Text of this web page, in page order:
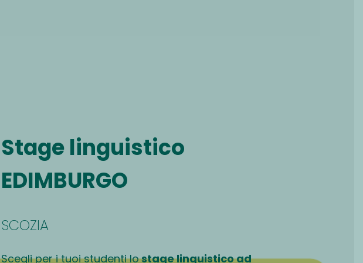
Stage linguistico
EDIMBURGO
SCOZIA
Scegli per i tuoi studenti lostage linguistico ad